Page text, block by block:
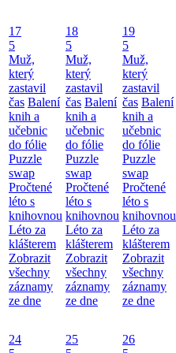
17
5
Muž,
který
zastavil
čas Balení
knih a
učebnic
do fólie
Puzzle
swap
Pročtené
léto s
knihovnou
Léto za
klášterem
Zobrazit
všechny
záznamy
ze dne
18
5
Muž,
který
zastavil
čas Balení
knih a
učebnic
do fólie
Puzzle
swap
Pročtené
léto s
knihovnou
Léto za
klášterem
Zobrazit
všechny
záznamy
ze dne
19
5
Muž,
který
zastavil
čas Balení
knih a
učebnic
do fólie
Puzzle
swap
Pročtené
léto s
knihovnou
Léto za
klášterem
Zobrazit
všechny
záznamy
ze dne
24
25
26